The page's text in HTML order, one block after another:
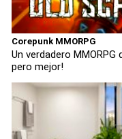
Corepunk MMORPG
Un verdadero
pero mejor!